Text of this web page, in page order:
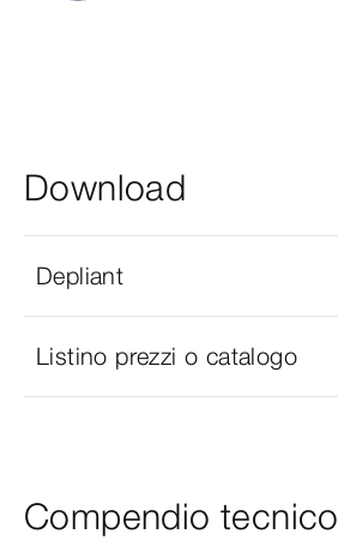
Download
Depliant
Listino prezzi o catalogo
Compendio tecnico